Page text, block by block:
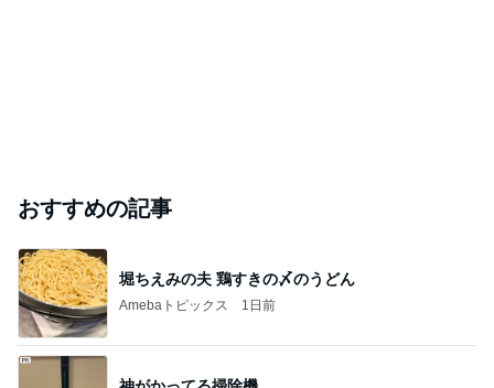
おすすめの記事
堀ちえみの夫 鶏すきの〆のうどん
Amebaトピックス 1日前